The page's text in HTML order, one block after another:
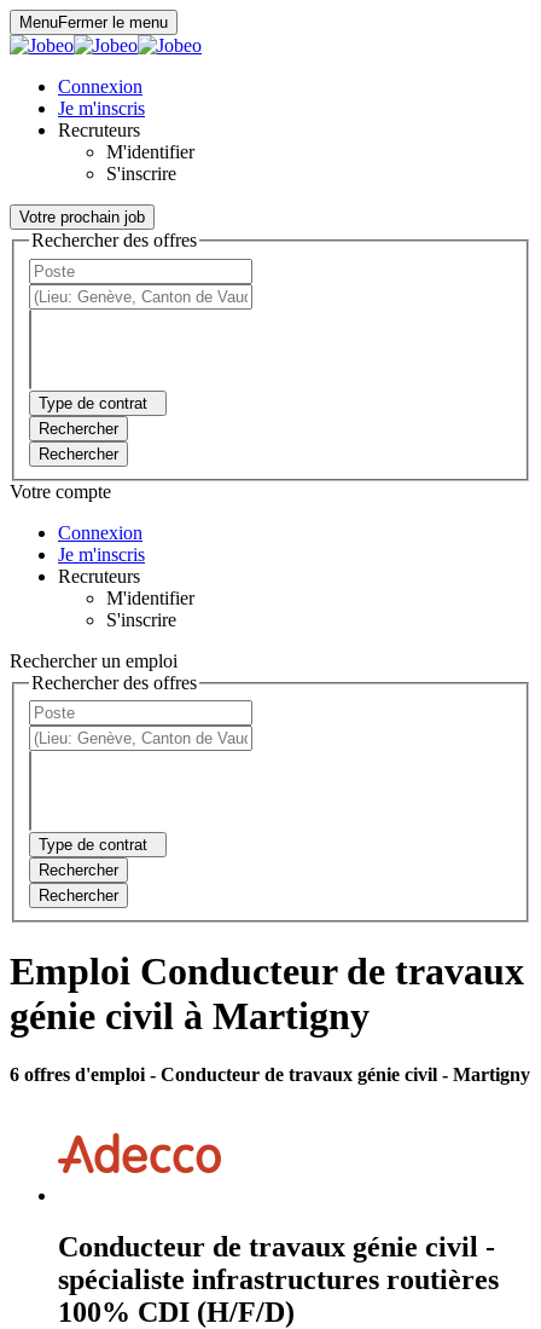
MenuFermer le menu
Connexion
Je m'inscris
Recruteurs
M'identifier
S'inscrire
Votre prochain job
Rechercher des offres
Type de contrat
Rechercher
Rechercher
Votre compte
Connexion
Je m'inscris
Recruteurs
M'identifier
S'inscrire
Rechercher un emploi
Rechercher des offres
Type de contrat
Rechercher
Rechercher
Emploi Conducteur de travaux
génie civil à Martigny
6 offres d'emploi - Conducteur de travaux génie civil - Martigny
Conducteur de travaux génie civil -
spécialiste infrastructures routières
100% CDI (H/F/D)
Panneau de gestion des cookies